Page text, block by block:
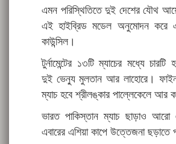
এমন পরিস্থিতিতে দুই দেশের যৌথ
এই হাইব্রিড মডেল অনুমোদন করে
কাউন্সিল।
টুর্নামেন্টের ১৩টি ম্যাচের মধ্যে চারটি
দুই ভেন্যু মুলতান আর লাহোরে।
ম্যাচ হবে শ্রীলঙ্কার পাল্লেকেলে আর
ভারত পাকিস্তান ম্যাচ ছাড়াও আরো
এবারের এশিয়া কাপে উত্তেজনা ছড়াতে